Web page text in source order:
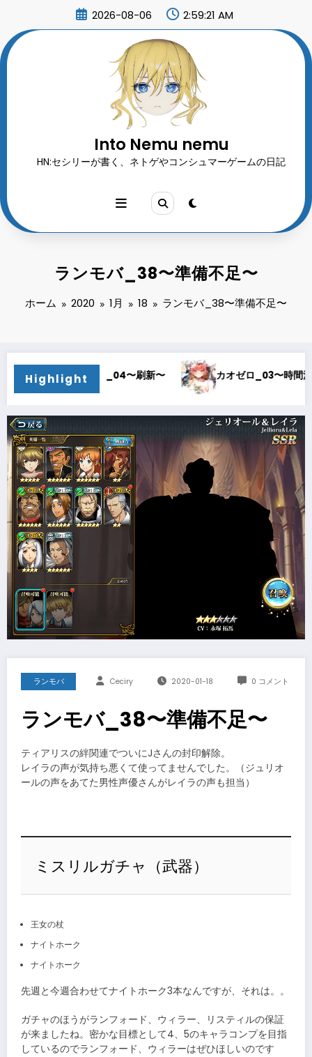
ン
ツ
2026-08-06 2:59:22 AM
Into Nemu nemu
HN:セシリーが書く、ネトゲやコンシュマーゲームの日記
ランモバ_38〜準備不足〜
ホーム 2020 1月 18 ランモバ_38〜準備不足〜
Highlight
_04〜刷新〜 カオゼロ_03〜時間泥棒〜 カオ
ランモバ Ceciry 2020-01-18 0 コメント
ランモバ_38〜準備不足〜
ティアリスの絆関連でついにJさんの封印解除。
レイラの声が気持ち悪くて使ってませんでした。（ジュリオ
ールの声をあてた男性声優さんがレイラの声も担当）
ミスリルガチャ（武器）
王女の杖
ナイトホーク
ナイトホーク
先週と今週合わせてナイトホーク3本なんですが、それは。。
ガチャのほうがランフォード、ウィラー、リスティルの保証
が来ましたね。密かな目標として4、5のキャラコンプを目指
しているのでランフォード、ウィラーはぜひほしいのです